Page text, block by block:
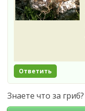
Ответить
Знаете что за гриб?